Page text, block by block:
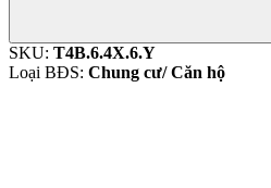
SKU: T4B.6.4X.6.Y
Loại BĐS: Chung cư/ Căn hộ